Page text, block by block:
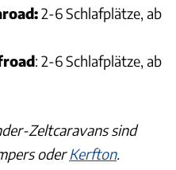
2-6 Schlafplätze, ab
: 2-6 Schlafplätze, ab
Zeltcaravans sind
oderKerfton.